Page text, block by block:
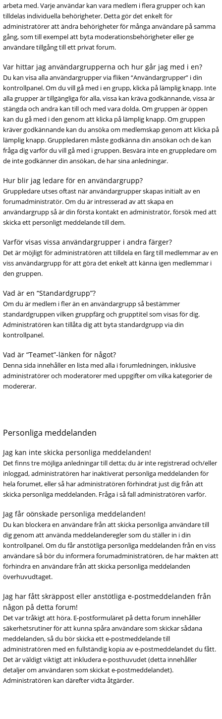
arbeta med. Varje användar kan vara medlem i flera grupper och kan
tilldelas individuella behörigheter. Detta gör det enkelt för
administratörer att ändra behörigheter för många användare på samma
gång, som till exempel att byta moderationsbehörigheter eller ge
användare tillgång till ett privat forum.
Var hittar jag användargrupperna och hur går jag med i en?
Du kan visa alla användargrupper via fliken “Användargrupper” i din
kontrollpanel. Om du vill gå med i en grupp, klicka på lämplig knapp. Inte
alla grupper är tillgängliga för alla, vissa kan kräva godkännande, vissa är
stängda och andra kan till och med vara dolda. Om gruppen är öppen
kan du gå med i den genom att klicka på lämplig knapp. Om gruppen
kräver godkännande kan du ansöka om medlemskap genom att klicka på
lämplig knapp. Gruppledaren måste godkänna din ansökan och de kan
fråga dig varför du vill gå med i gruppen. Besvära inte en gruppledare om
de inte godkänner din ansökan, de har sina anledningar.
Hur blir jag ledare för en användargrupp?
Gruppledare utses oftast när användargrupper skapas initialt av en
forumadministratör. Om du är intresserad av att skapa en
användargrupp så är din första kontakt en administratör, försök med att
skicka ett personligt meddelande till dem.
Varför visas vissa användargrupper i andra färger?
Det är möjligt för administratören att tilldela en färg till medlemmar av en
viss användargrupp för att göra det enkelt att känna igen medlemmar i
den gruppen.
Vad är en “Standardgrupp”?
Om du är medlem i fler än en användargrupp så bestämmer
standardgruppen vilken gruppfärg och grupptitel som visas för dig.
Administratören kan tillåta dig att byta standardgrupp via din
kontrollpanel.
Vad är “Teamet”-länken för något?
Denna sida innehåller en lista med alla i forumledningen, inklusive
administratörer och moderatorer med uppgifter om vilka kategorier de
modererar.
Personliga meddelanden
Jag kan inte skicka personliga meddelanden!
Det finns tre möjliga anledningar till detta; du är inte registrerad och/eller
inloggad, administratören har inaktiverat personliga meddelanden för
hela forumet, eller så har administratören förhindrat just dig från att
skicka personliga meddelanden. Fråga i så fall administratören varför.
Jag får oönskade personliga meddelanden!
Du kan blockera en användare från att skicka personliga användare till
dig genom att använda meddelanderegler som du ställer in i din
kontrollpanel. Om du får anstötliga personliga meddelanden från en viss
användare så bör du informera forumadministratören, de har makten att
förhindra en användare från att skicka personliga meddelanden
överhuvudtaget.
Jag har fått skräppost eller anstötliga e-postmeddelanden från
någon på detta forum!
Det var tråkigt att höra. E-postformuläret på detta forum innehåller
säkerhetsrutiner för att kunna spåra användare som skickar sådana
meddelanden, så du bör skicka ett e-postmeddelande till
administratören med en fullständig kopia av e-postmeddelandet du fått.
Det är väldigt viktigt att inkludera e-posthuvudet (detta innehåller
detaljer om användaren som skickat e-postmeddelandet).
Administratören kan därefter vidta åtgärder.